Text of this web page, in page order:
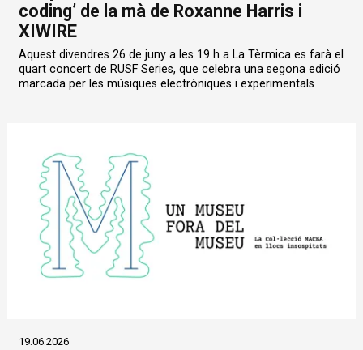
coding’ de la mà de Roxanne Harris i
XIWIRE
Aquest divendres 26 de juny a les 19 h a La Tèrmica es farà el
quart concert de RUSF Series, que celebra una segona edició
marcada per les músiques electròniques i experimentals
19.06.2026